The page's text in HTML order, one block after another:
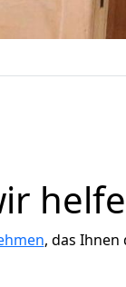
, das Ihnen